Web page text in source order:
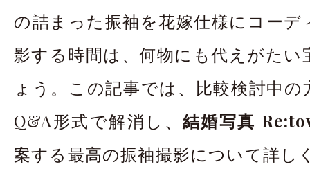
の詰まった振袖を花嫁仕様にコーデ
影する時間は、何物にも代えがたい
ょう。この記事では、比較検討中
Q&A形式で解消し、 結婚写真
案する最高の振袖撮影について詳し